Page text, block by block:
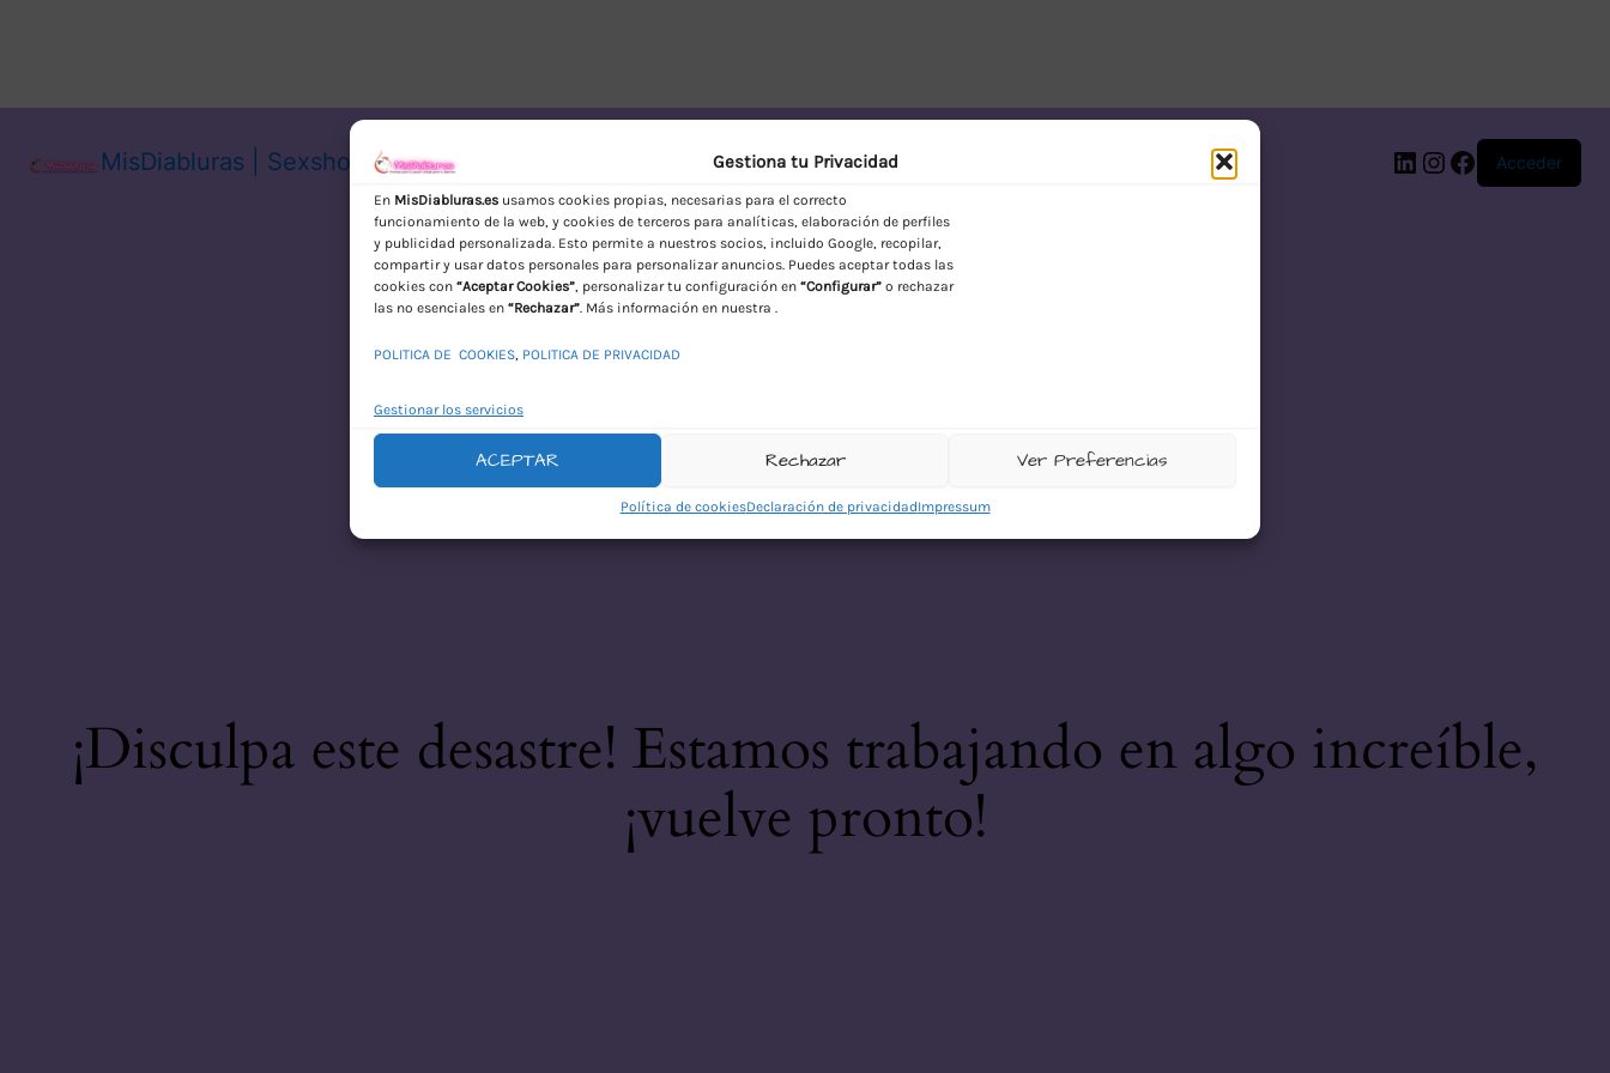
Gestiona tu Privacidad
En MisDiabluras.es usamos cookies propias, necesarias para el correcto
funcionamiento de la web, y cookies de terceros para analíticas, elaboración de perfiles
y publicidad personalizada. Esto permite a nuestros socios, incluido Google, recopilar,
compartir y usar datos personales para personalizar anuncios. Puedes aceptar todas las
cookies con “Aceptar Cookies”, personalizar tu configuración en “Configurar” o rechazar
las no esenciales en “Rechazar”. Más información en nuestra .
POLITICA DE COOKIES, POLITICA DE PRIVACIDAD
Gestionar los servicios
ACEPTAR Rechazar Ver Preferencias
Política de cookiesDeclaración de privacidadImpressum
MisDiabluras | Sexshop Online con Envío Discreto en España
LinkedIn
Instagram
Facebook
Acceder
¡Disculpa este desastre! Estamos trabajando en algo increíble,
¡vuelve pronto!